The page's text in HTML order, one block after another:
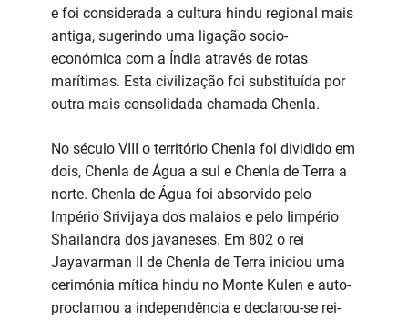
e foi considerada a cultura hindu regional mais
antiga, sugerindo uma ligação socio-
económica com a Índia através de rotas
marítimas. Esta civilização foi substituída por
outra mais consolidada chamada Chenla.
No século VIII o território Chenla foi dividido em
dois, Chenla de Água a sul e Chenla de Terra a
norte. Chenla de Água foi absorvido pelo
Império Srivijaya dos malaios e pelo Iimpério
Shailandra dos javaneses. Em 802 o rei
Jayavarman II de Chenla de Terra iniciou uma
cerimónia mítica hindu no Monte Kulen e auto-
proclamou a independência e declarou-se rei-